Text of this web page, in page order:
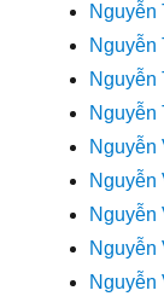
Nguyễn
Nguyễn
Nguyễn
Nguyễn
Nguyễn
Nguyễn
Nguyễn
Nguyễn
Nguyễn